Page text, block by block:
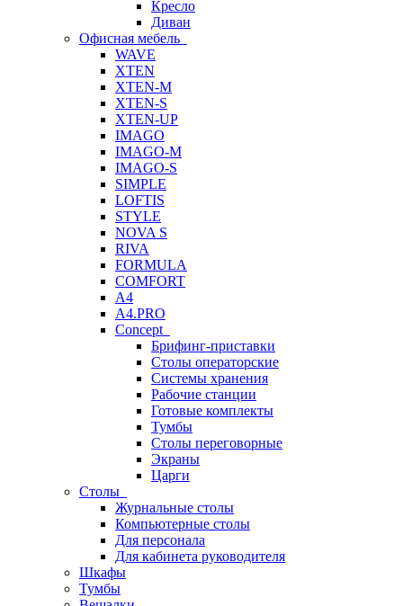
Кресло
Диван
Офисная мебель
WAVE
XTEN
XTEN-M
XTEN-S
XTEN-UP
IMAGO
IMAGO-M
IMAGO-S
SIMPLE
LOFTIS
STYLE
NOVA S
RIVA
FORMULA
COMFORT
A4
A4.PRO
Concept
Брифинг-приставки
Столы операторские
Системы хранения
Рабочие станции
Готовые комплекты
Тумбы
Столы переговорные
Экраны
Царги
Столы
Журнальные столы
Компьютерные столы
Для персонала
Для кабинета руководителя
Шкафы
Тумбы